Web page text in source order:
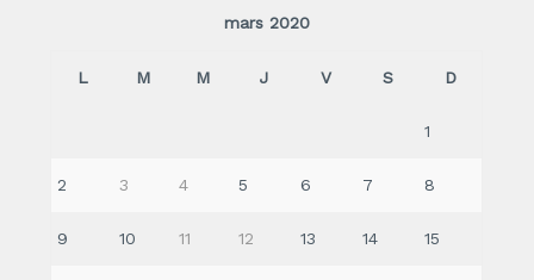
mars 2020
L M M J V S D
1
2 3 4 5 6 7 8
9 10 11 12 13 14 15